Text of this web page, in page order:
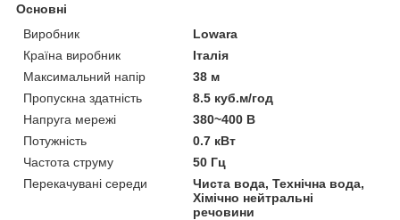
Основні
Виробник
Lowara
Країна виробник
Італія
Максимальний напір
38 м
Пропускна здатність
8.5 куб.м/год
Напруга мережі
380~400 В
Потужність
0.7 кВт
Частота струму
50 Гц
Перекачувані середи
Чиста вода, Технічна вода,
Хімічно нейтральні
речовини